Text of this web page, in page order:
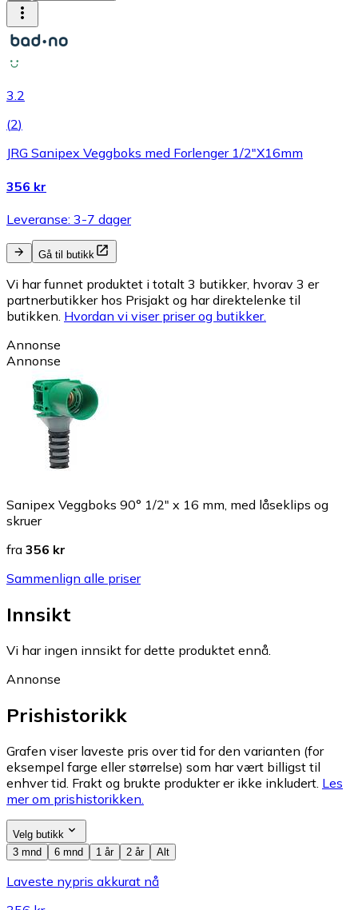
3.2
(2)
JRG Sanipex Veggboks med Forlenger 1/2"X16mm
356 kr
Leveranse: 3-7 dager
Gå til butikk
Vi har funnet produktet i totalt 3 butikker, hvorav 3 er
partnerbutikker hos Prisjakt og har direktelenke til
butikken. Hvordan vi viser priser og butikker.
Annonse
Annonse
Sanipex Veggboks 90° 1/2" x 16 mm, med låseklips og
skruer
fra 356 kr
Sammenlign alle priser
Innsikt
Vi har ingen innsikt for dette produktet ennå.
Annonse
Prishistorikk
Grafen viser laveste pris over tid for den varianten (for
eksempel farge eller størrelse) som har vært billigst til
enhver tid. Frakt og brukte produkter er ikke inkludert. Les
mer om prishistorikken.
Velg butikk
3 mnd
6 mnd 1 år 2 år Alt
Laveste nypris akkurat nå